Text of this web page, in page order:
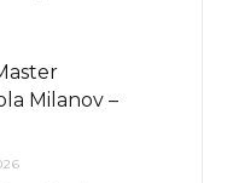
Milanov –